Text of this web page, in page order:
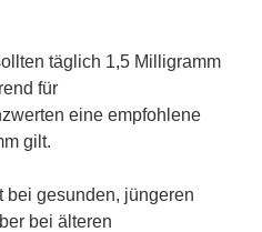
täglich 1,5 Milligramm
für
eine empfohlene
gilt.
bei gesunden, jüngeren
bei älteren